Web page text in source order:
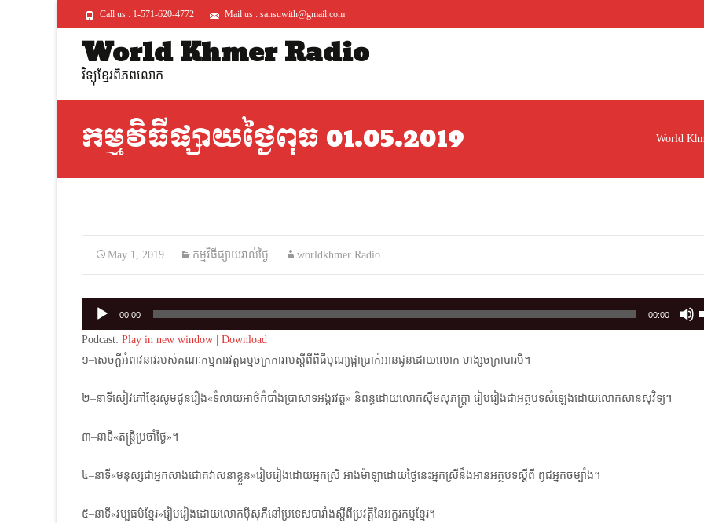
Call us : 1-571-620-4772 Mail us : sansuwith@gmail.com
World Khmer Radio
វិទ្យុខ្មែរពិភពលោក
កម្មវិធីផ្សាយថ្ងៃពុធ 01.05.2019 World
May 1, 2019 កម្មវិធីផ្សាយរាល់ថ្ងៃ worldkhmer Radio
Audio
Player
00:00 00:00
Podcast: Play in new window
Download
១–សេចក្តីអំពាវនាវរបស់គណៈកម្មការវត្តធម្មចក្រការាមស្តីពីពិធីបុណ្យផ្កាប្រាក់អានជូនដោយលោក ហង្សចក្រាបារមី។
២–នាទីសៀវភៅខ្មែរសូមជូនរឿង«ទំលាយអាថ៌កំបាំងប្រាសាទអង្គរវត្ត» និពន្ធដោយលោកស៊ីមសុភក្ត្រា រៀបរៀងជាអត្ថបទសំឡេងដោយលោកសានសុវិទ្យ។
៣–នាទី«តន្ត្រីប្រចាំថ្ងៃ»។
៤–នាទី«មនុស្សជាអ្នកសាងជោគវាសនាខ្លួន»រៀបរៀងដោយអ្នកស្រី អ៊ាងម៉ាឡាដោយថ្ងៃនេះអ្នកស្រី​នឹងអានអត្ថបទស្តីពី ពូជអ្នកចម្បាំង។
៥–នាទី«វប្បធម៌ខ្មែរ»រៀបរៀងដោយលោកម៉ីសុភីនៅប្រទេសបារាំងស្តីពីប្រវត្តិនៃអក្ខរកម្មខ្មែរ។